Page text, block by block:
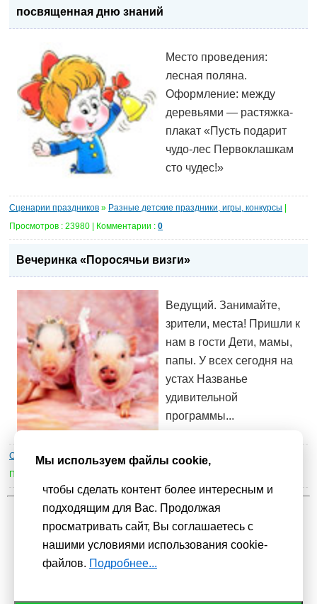
посвященная дню знаний
Место проведения:
лесная поляна.
Оформление: между
деревьями — растяжка-
плакат «Пусть подарит
чудо-лес Первоклашкам
сто чудес!»
Сценарии праздников » Разные детские праздники, игры, конкурсы |
Просмотров : 23980 | Комментарии : 0
Вечеринка «Поросячьи визги»
Ведущий. Занимайте,
зрители, места! Пришли к
нам в гости Дети, мамы,
папы. У всех сегодня на
устах Названье
удивительной
программы...
Сценарии праздников » Разные детские праздники, игры, конкурсы
Просмотров : 31468 | Комментарии :
Мы используем файлы cookie,
чтобы сделать контент более интересным и
подходящим для Вас. Продолжая
просматривать сайт, Вы соглашаетесь с
нашими условиями использования cookie-
файлов. Подробнее...